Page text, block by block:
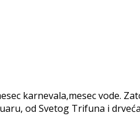
karnevala,mesec vode.
od Svetog Trifuna i